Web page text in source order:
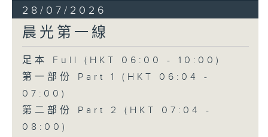
28/07/2026
晨光第一線
足本 Full (HKT 06:00 - 10:00)
第一部份 Part 1 (HKT 06:04 -
07:00)
第二部份 Part 2 (HKT 07:04 -
08:00)